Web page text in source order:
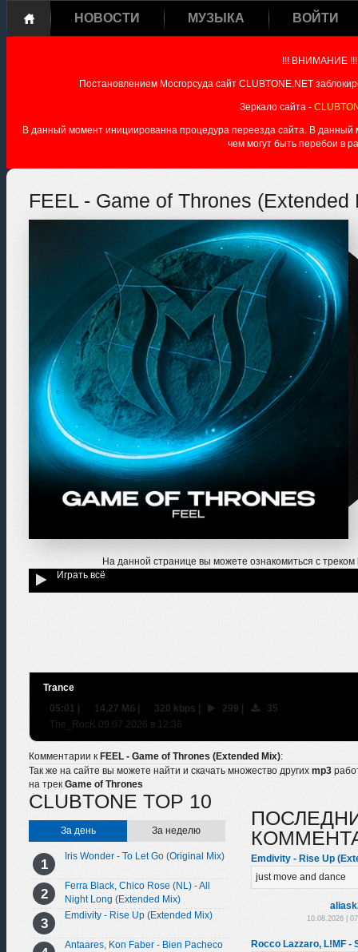
НОВОСТИ МУЗЫКА ВОЙТИ
!!! ВНИМАНИЕ !!!
Постановлением Мосгорсуда сайт CLUBTONE.NET
Зеркало сайта -
В данный момент инициированна процедура переезда сайта. В данный
чем могут быть перебои в
FEEL - Game of Thrones (Extended
На данной странице вы можете ознакомиться с треком
Играть всё
Trance
05:01 | 14,27 Мб | 320 kbps | 299 |
35
The_RocK 09.07.2026 в 12:36
Комментарии к FEEL - Game of Thrones (Extended Mix):
Так же на сайте вы можете найти и скачать множество других mp3
на трек Game of Thrones
CLUBTONE TOP 10
За день За неделю
Iris Wonder - To Let Go (Original Mix)
Ferra Black, Chico Rose (NL) - All
Night Long (Extended Mix)
Emdivity - Rise Up (Extended Mix)
Antaares, Kon Faber - Bien Pacheco
Emdivity - Rise Up
just move and dance
10.08.2026 |
Rocco Lazzaro, L!MF -